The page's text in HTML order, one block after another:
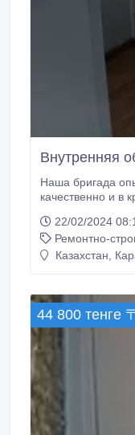
Внутренняя
Наша бригада
качественно и в
только самые
и российских
различные
22/02/2024
Ремонтно-
Казахстан,
44 800 тенге 〒